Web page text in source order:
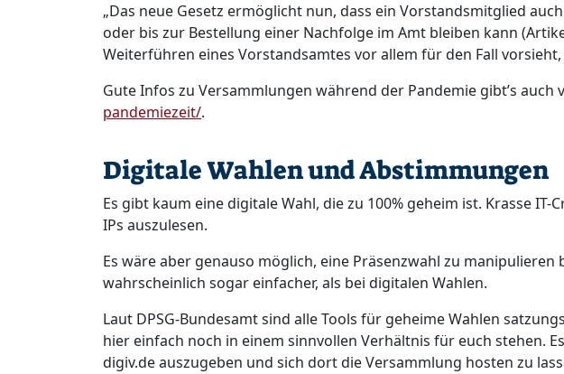
„Das neue Gesetz ermöglicht nun, dass ein Vorstandsmitglied
oder bis zur Bestellung einer Nachfolge im Amt bleiben kann
Weiterführen eines Vorstandsamtes vor allem für den Fall
Gute Infos zu Versammlungen während der Pandemie gibt’s
pandemiezeit/​.
Digitale Wahlen und Abstimmungen
Es gibt kaum eine digitale Wahl, die zu 100% geheim ist. Krasse
IPs auszulesen. ​
Es wäre aber genauso möglich, eine Präsenzwahl zu
wahrscheinlich sogar einfacher, als bei digitalen Wahlen. ​
Laut DPSG-Bundesamt sind alle Tools für geheime Wahlen
hier einfach noch in einem sinnvollen Verhältnis für euch stehen.
digiv.de auszugeben und sich dort die Versammlung hosten zu